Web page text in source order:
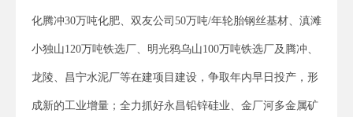
化腾冲30万吨化肥、双友公司50万吨/年轮胎钢丝基材、滇滩
小独山120万吨铁选厂、明光鸦乌山100万吨铁选厂及腾冲、
龙陵、昌宁水泥厂等在建项目建设，争取年内早日投产，形
成新的工业增量；全力抓好永昌铅锌硅业、金厂河多金属矿